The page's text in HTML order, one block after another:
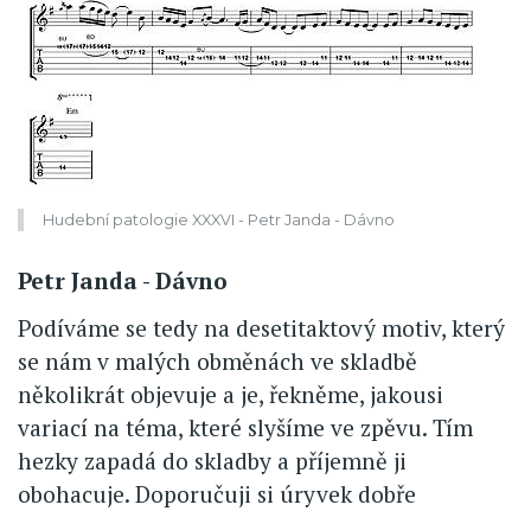
Hudební patologie XXXVI - Petr Janda - Dávno
Petr Janda - Dávno
Podíváme se tedy na desetitaktový motiv, který
se nám v malých obměnách ve skladbě
několikrát objevuje a je, řekněme, jakousi
variací na téma, které slyšíme ve zpěvu. Tím
hezky zapadá do skladby a příjemně ji
obohacuje. Doporučuji si úryvek dobře